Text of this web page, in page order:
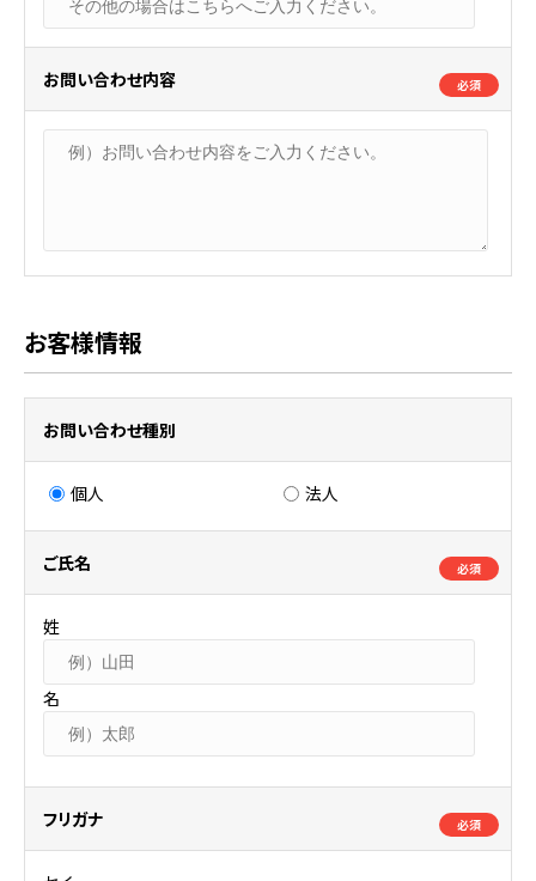
お問い合わせ内容 必須
お客様情報
お問い合わせ種別
個人 法人
ご氏名 必須
姓
名
フリガナ 必須